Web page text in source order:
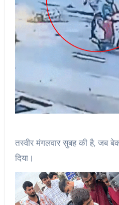
तस्वीर मंगलवार सुबह की है, जब
दिया।